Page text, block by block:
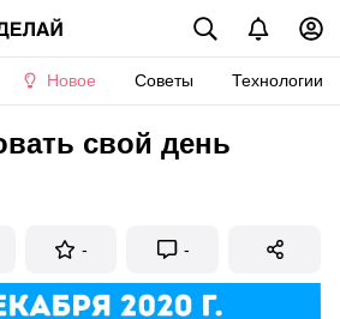
Новое Советы Технологии
свой день
- -